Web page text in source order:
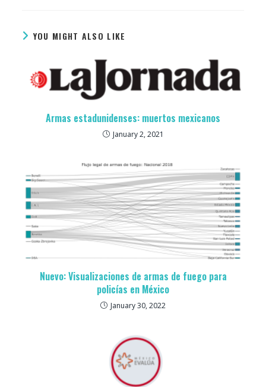
YOU MIGHT ALSO LIKE
Armas estadunidenses: muertos mexicanos
January 2, 2021
Nuevo: Visualizaciones de armas de fuego para
policías en México
January 30, 2022